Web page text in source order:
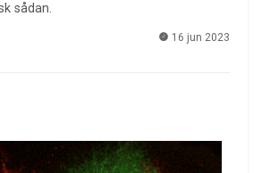
sådan.
16 jun 2023